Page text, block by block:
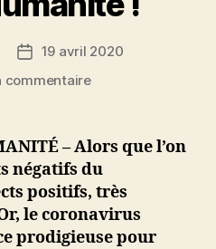
Date19 avril 2020
commentairesur
coronavirus
!
De
nombreux
avantages
et
– Alors que l’on
négatifs du
positifs, très
le coronavirus
prodigieuse pour